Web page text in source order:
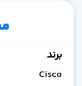
برند
Cisco